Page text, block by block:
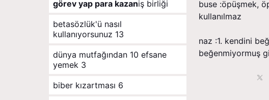
görev yap para kazaniş birliği
betasözlük'ü nasıl
kullanıyorsunuz 13
dünya mutfağından 10 efsane
yemek 3
biber kızartması 6
buse :öpüşmek,
kullanılmaz
naz :1. kendini
beğenmiyormuş